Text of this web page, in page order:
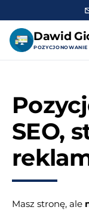
Dawid
POZYCJONOWANIE
treści
SEO,
Masz stronę, ale